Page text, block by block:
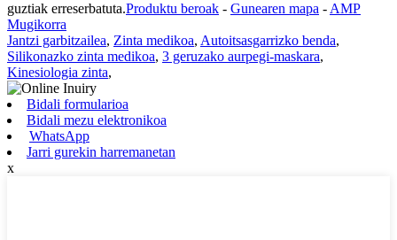
guztiak erreserbatuta.Produktu beroak - Gunearen mapa - AMP
Mugikorra
Jantzi garbitzailea, Zinta medikoa, Autoitsasgarrizko benda,
Silikonazko zinta medikoa, 3 geruzako aurpegi-maskara,
Kinesiologia zinta,
Bidali formularioa
Bidali mezu elektronikoa
WhatsApp
Jarri gurekin harremanetan
x